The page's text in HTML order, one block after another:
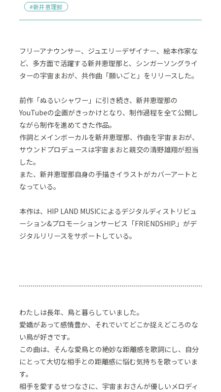
#新井恵理那
フリーアナウンサー、ジュエリーデザイナー、絵本作家な
ど、多方面で活躍する新井恵理那と、シンガーソングライ
ターの宇宙まおが、共作曲「願いごと」をリリースした。
前作「ぬるいシャワー」に引き続き、新井恵理那の
YouTubeの企画がきっかけとなり、制作過程を全て公開し
ながら制作を進めてきた作品。
作詞とメインボーカルを新井恵理那、作曲を宇宙まおが、
サウンドプロデュースは宇宙まおと親交の清野雄翔が担当
した。
また、新井恵理那自身の手描きイラストがカバーアートと
なっている。
本作は、HIP LAND MUSICによるデジタルディストリビュ
ーション&プロモーションサービス「FRIENDSHIP.」がデ
ジタルリリースをサポートしている。
わたしは長年、鳥と暮らしていました。
愛嬌があって感情豊か、それでいてどこか捉えどころのな
い鳥が好きです。
この曲は、そんな愛鳥との絶妙な距離感を歌詞にし、自分
にとって大切な相手との距離感に悩む気持ちを歌っていま
す。
相手を愛するせつなさに、宇宙まおさんが優しいメロディ